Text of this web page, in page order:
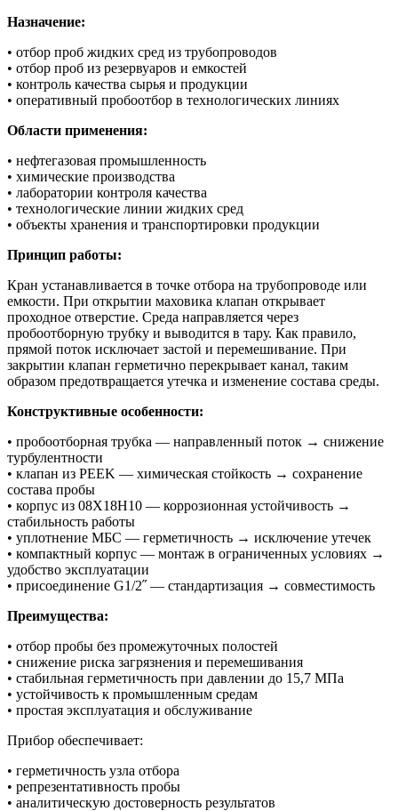
Назначение:
• отбор проб жидких сред из трубопроводов
• отбор проб из резервуаров и емкостей
• контроль качества сырья и продукции
• оперативный пробоотбор в технологических линиях
Области применения:
• нефтегазовая промышленность
• химические производства
• лаборатории контроля качества
• технологические линии жидких сред
• объекты хранения и транспортировки продукции
Принцип работы:
Кран устанавливается в точке отбора на трубопроводе или
емкости. При открытии маховика клапан открывает
проходное отверстие. Среда направляется через
пробоотборную трубку и выводится в тару. Как правило,
прямой поток исключает застой и перемешивание. При
закрытии клапан герметично перекрывает канал, таким
образом предотвращается утечка и изменение состава среды.
Конструктивные особенности:
• пробоотборная трубка — направленный поток → снижение
турбулентности
• клапан из PEEK — химическая стойкость → сохранение
состава пробы
• корпус из 08Х18Н10 — коррозионная устойчивость →
стабильность работы
• уплотнение МБС — герметичность → исключение утечек
• компактный корпус — монтаж в ограниченных условиях →
удобство эксплуатации
• присоединение G1/2˝ — стандартизация → совместимость
Преимущества:
• отбор пробы без промежуточных полостей
• снижение риска загрязнения и перемешивания
• стабильная герметичность при давлении до 15,7 МПа
• устойчивость к промышленным средам
• простая эксплуатация и обслуживание
Прибор обеспечивает:
• герметичность узла отбора
• репрезентативность пробы
• аналитическую достоверность результатов